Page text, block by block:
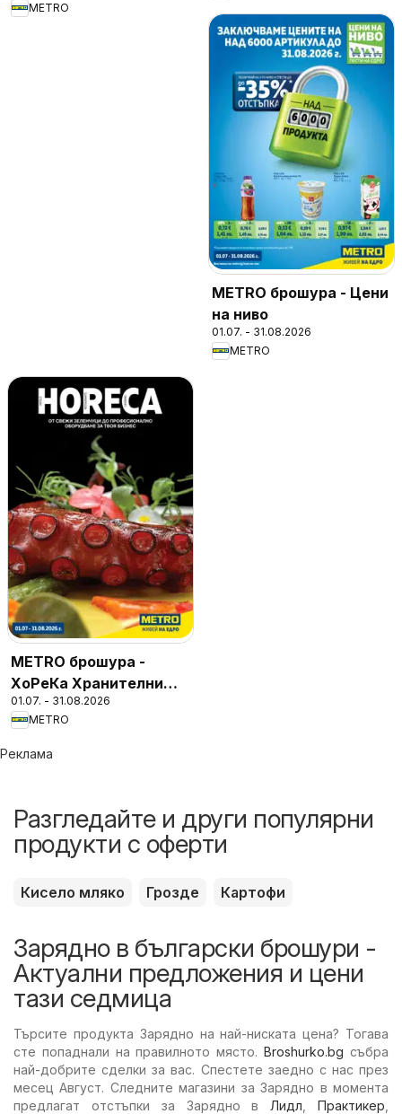
METRO
METRO брошура - Цени
на ниво
01.07. - 31.08.2026
METRO
METRO брошура -
ХоРеКа Хранителни
стоки
01.07. - 31.08.2026
METRO
Реклама
Разгледайте и други популярни
продукти с оферти
Кисело мляко Грозде Картофи
Зарядно в български брошури -
Актуални предложения и цени
тази седмица
Търсите продукта Зарядно на най-ниската цена? Тогава
сте попаднали на правилното място.Broshurko.bg събра
най-добрите сделки за вас. Спестете заедно с нас през
месец Август. Следните магазини за Зарядно в момента
предлагат отстъпки за Зарядно в Лидл ,Практикер